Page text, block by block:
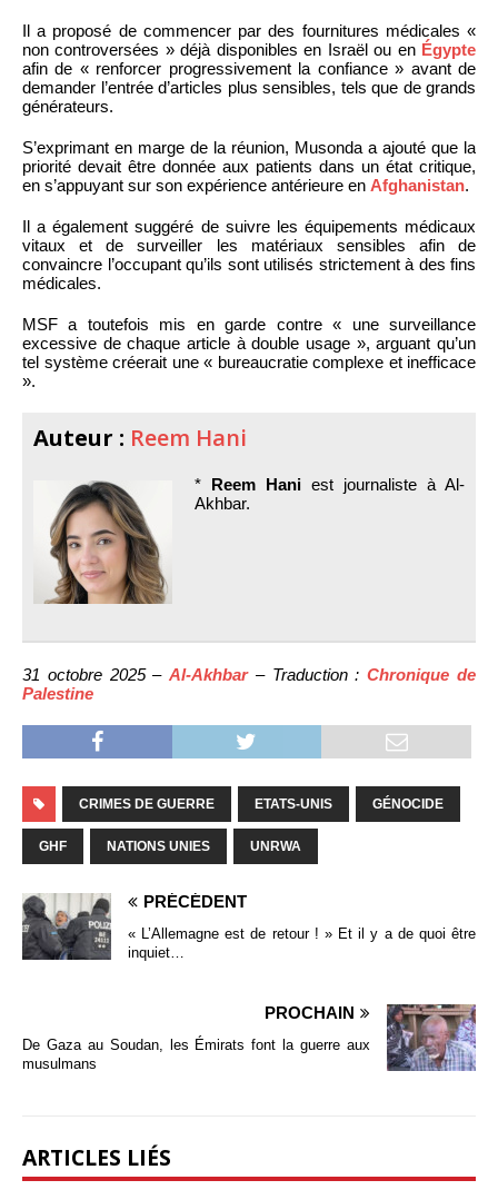
Il a proposé de commencer par des fournitures médicales «
non controversées » déjà disponibles en Israël ou en Égypte
afin de « renforcer progressivement la confiance » avant de
demander l’entrée d’articles plus sensibles, tels que de grands
générateurs.
S’exprimant en marge de la réunion, Musonda a ajouté que la
priorité devait être donnée aux patients dans un état critique,
en s’appuyant sur son expérience antérieure en Afghanistan.
Il a également suggéré de suivre les équipements médicaux
vitaux et de surveiller les matériaux sensibles afin de
convaincre l’occupant qu’ils sont utilisés strictement à des fins
médicales.
MSF a toutefois mis en garde contre « une surveillance
excessive de chaque article à double usage », arguant qu’un
tel système créerait une « bureaucratie complexe et inefficace
».
Auteur : Reem Hani
* Reem Hani est journaliste à Al-
Akhbar.
31 octobre 2025 –Al-Akhbar– Traduction :Chronique de
Palestine
CRIMES DE GUERRE ETATS-UNIS GÉNOCIDE
GHF NATIONS UNIES UNRWA
PRÉCÉDENT
« L’Allemagne est de retour ! » Et il y a de quoi être
inquiet…
PROCHAIN
De Gaza au Soudan, les Émirats font la guerre aux
musulmans
ARTICLES LIÉS